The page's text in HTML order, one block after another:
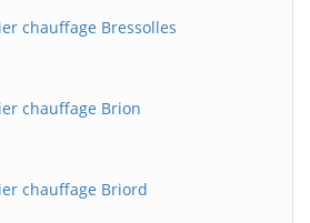
chauffage Bressolles
chauffage Brion
chauffage Briord